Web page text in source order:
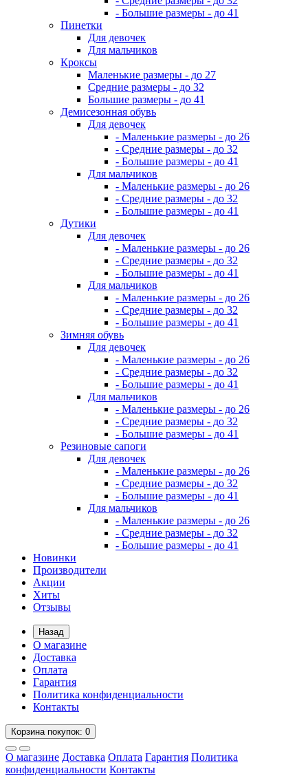
- Большие размеры - до 41
Пинетки
Для девочек
Для мальчиков
Кроксы
Маленькие размеры - до 27
Средние размеры - до 32
Большие размеры - до 41
Демисезонная обувь
Для девочек
- Маленькие размеры - до 26
- Средние размеры - до 32
- Большие размеры - до 41
Для мальчиков
- Маленькие размеры - до 26
- Средние размеры - до 32
- Большие размеры - до 41
Дутики
Для девочек
- Маленькие размеры - до 26
- Средние размеры - до 32
- Большие размеры - до 41
Для мальчиков
- Маленькие размеры - до 26
- Средние размеры - до 32
- Большие размеры - до 41
Зимняя обувь
Для девочек
- Маленькие размеры - до 26
- Средние размеры - до 32
- Большие размеры - до 41
Для мальчиков
- Маленькие размеры - до 26
- Средние размеры - до 32
- Большие размеры - до 41
Резиновые сапоги
Для девочек
- Маленькие размеры - до 26
- Средние размеры - до 32
- Большие размеры - до 41
Для мальчиков
- Маленькие размеры - до 26
- Средние размеры - до 32
- Большие размеры - до 41
Новинки
Производители
Акции
Хиты
Отзывы
Назад
О магазине
Доставка
Оплата
Гарантия
Политика конфиденциальности
Контакты
Корзинапокупок: 0
О магазине Доставка Оплата Гарантия Политика
конфиденциальности Контакты